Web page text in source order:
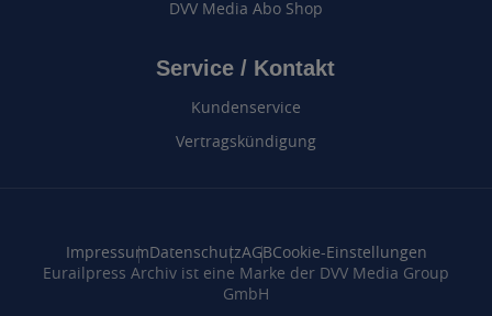
DVV Media Abo Shop
Service / Kontakt
Kundenservice
Vertragskündigung
Impressum DatenschutzAGBCookie-Einstellungen
Eurailpress Archiv ist eine Marke der DVV Media Group
GmbH